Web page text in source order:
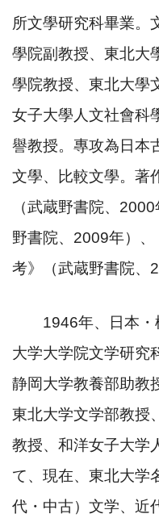
所文學研究科畢業。
學院副教授、東北大
學院教授、東北大學
女子大學人文社會科
譽教授。專攻為日本
文學、比較文學。著
（武蔵野書院、 2000
野書院、 2009年）、
考》（武蔵野書院、
1946年、日本・
大学大学院文学研究
静岡大学教養部助教
東北大学文学部教授
教授、和洋女子大学
て、現在、東北大学
代・中古）文学、近